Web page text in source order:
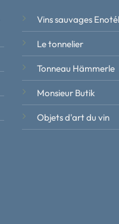
Vins sauvages
Le tonnelier
Tonneau Hämmerle
Monsieur Butik
Objets d'art du vin